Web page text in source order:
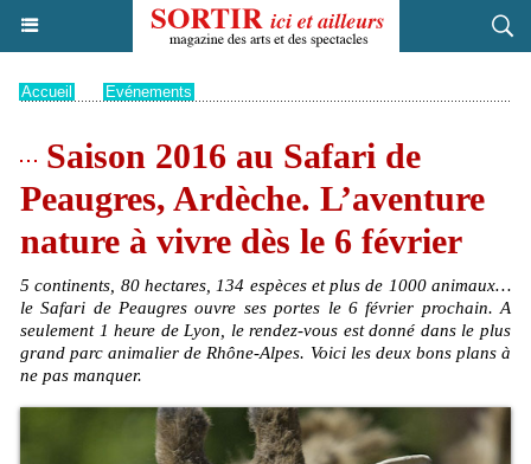
Accueil Evénements
Saison 2016 au Safari de
Peaugres, Ardèche. L’aventure
nature à vivre dès le 6 février
5 continents, 80 hectares, 134 espèces et plus de 1000 animaux…
le Safari de Peaugres ouvre ses portes le 6 février prochain. A
seulement 1 heure de Lyon, le rendez-vous est donné dans le plus
grand parc animalier de Rhône-Alpes. Voici les deux bons plans à
ne pas manquer.